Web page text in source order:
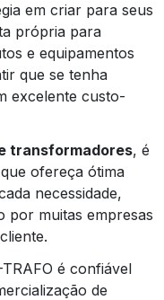
em criar para seus
própria para
e equipamentos
que se tenha
excelente custo-
transformadores, é
ofereça ótima
necessidade,
por muitas empresas
é confiável
de